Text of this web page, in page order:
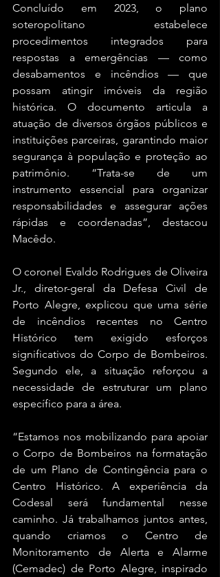
Concluído em 2023, o plano
soteropolitano estabelece
procedimentos integrados para
respostas a emergências — como
desabamentos e incêndios — que
possam atingir imóveis da região
histórica. O documento articula a
atuação de diversos órgãos públicos e
instituições parceiras, garantindo maior
segurança à população e proteção ao
patrimônio. “Trata-se de um
instrumento essencial para organizar
responsabilidades e assegurar ações
rápidas e coordenadas”, destacou
Macêdo.
O coronel Evaldo Rodrigues de Oliveira
Jr., diretor-geral da Defesa Civil de
Porto Alegre, explicou que uma série
de incêndios recentes no Centro
Histórico tem exigido esforços
significativos do Corpo de Bombeiros.
Segundo ele, a situação reforçou a
necessidade de estruturar um plano
específico para a área.
“Estamos nos mobilizando para apoiar
o Corpo de Bombeiros na formatação
de um Plano de Contingência para o
Centro Histórico. A experiência da
Codesal será fundamental nesse
caminho. Já trabalhamos juntos antes,
quando criamos o Centro de
Monitoramento de Alerta e Alarme
(Cemadec) de Porto Alegre, inspirado